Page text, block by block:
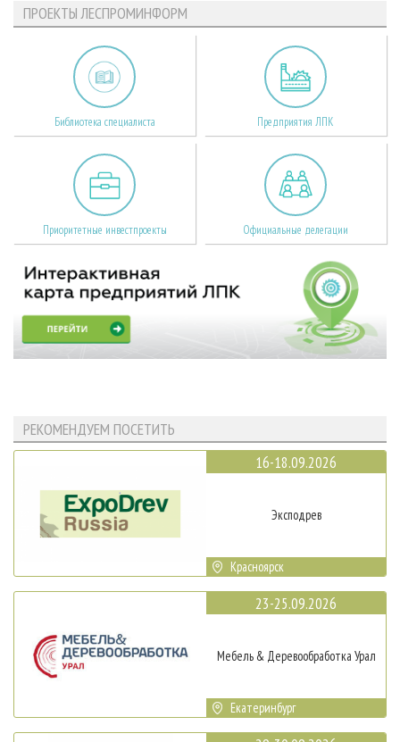
ПРОЕКТЫ ЛЕСПРОМИНФОРМ
Библиотека специалиста Предприятия ЛПК
Приоритетные инвестпроекты Официальные делегации
РЕКОМЕНДУЕМ ПОСЕТИТЬ
16-18.09.2026
Эксподрев
Красноярск
23-25.09.2026
Мебель & Деревообработка Урал
Екатеринбург